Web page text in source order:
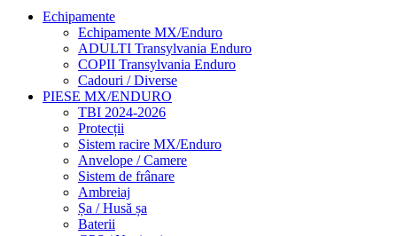
Echipamente
Echipamente MX/Enduro
ADULTI Transylvania Enduro
COPII Transylvania Enduro
Cadouri / Diverse
PIESE MX/ENDURO
TBI 2024-2026
Protecții
Sistem racire MX/Enduro
Anvelope / Camere
Sistem de frânare
Ambreiaj
Șa / Husă șa
Baterii